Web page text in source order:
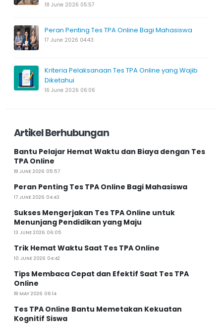
18 June 2026 05:57
Peran Penting Tes TPA Online Bagi Mahasiswa
17 June 2026 04:43
Kriteria Pelaksanaan Tes TPA Online yang Wajib
Diketahui
16 June 2026 06:06
Artikel Berhubungan
Bantu Pelajar Hemat Waktu dan Biaya dengan Tes
TPA Online
18 JUNE 2026 05:57
Peran Penting Tes TPA Online Bagi Mahasiswa
17 JUNE 2026 04:43
Sukses Mengerjakan Tes TPA Online untuk
Menunjang Pendidikan yang Maju
13 JUNE 2026 06:05
Trik Hemat Waktu Saat Tes TPA Online
10 JUNE 2026 04:42
Tips Membaca Cepat dan Efektif Saat Tes TPA
Online
18 MAY 2026 06:14
Tes TPA Online Bantu Memetakan Kekuatan
Kognitif Siswa